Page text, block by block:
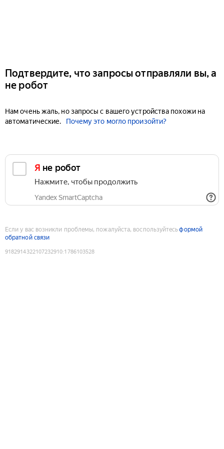
Подтвердите, что запросы отправляли вы, а
не робот
Нам очень жаль, но запросы с вашего устройства похожи на
автоматические.
Почему это могло произойти?
Я не робот
Нажмите, чтобы продолжить
Yandex SmartCaptcha
Если у вас возникли проблемы, пожалуйста, воспользуйтесьформой
обратной связи
9182914322107232910:1786103528